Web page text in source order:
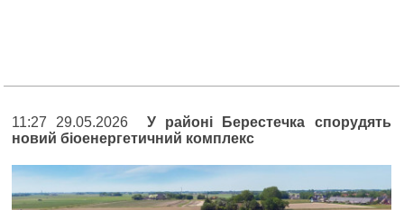
11:27 29.05.2026 У районі Берестечка спорудять
новий біоенергетичний комплекс